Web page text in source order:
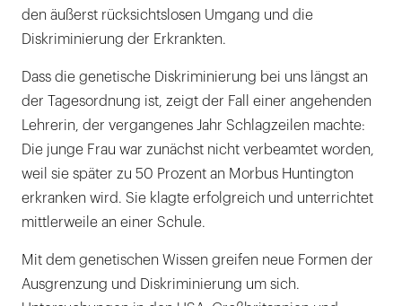
den äußerst rücksichtslosen Umgang und die
Diskriminierung der Erkrankten.
Dass die genetische Diskriminierung bei uns längst an
der Tagesordnung ist, zeigt der Fall einer angehenden
Lehrerin, der vergangenes Jahr Schlagzeilen machte:
Die junge Frau war zunächst nicht verbeamtet worden,
weil sie später zu 50 Prozent an Morbus Huntington
erkranken wird. Sie klagte erfolgreich und unterrichtet
mittlerweile an einer Schule.
Mit dem genetischen Wissen greifen neue Formen der
Ausgrenzung und Diskriminierung um sich.